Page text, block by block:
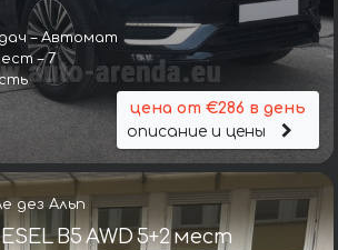
– Автомат
– 7
цена от €286 в день
описание и цены
дез Альп
B5 AWD 5+2 мест